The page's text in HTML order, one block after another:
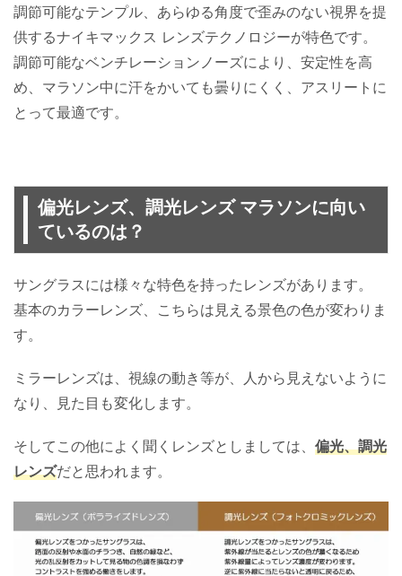
調節可能なテンプル、あらゆる角度で歪みのない視界を提
供するナイキマックス レンズテクノロジーが特色です。
調節可能なベンチレーションノーズにより、安定性を高
め、マラソン中に汗をかいても曇りにくく、アスリートに
とって最適です。
偏光レンズ、調光レンズ マラソンに向い
ているのは？
サングラスには様々な特色を持ったレンズがあります。
基本のカラーレンズ、こちらは見える景色の色が変わりま
す。
ミラーレンズは、視線の動き等が、人から見えないように
なり、見た目も変化します。
そしてこの他によく聞くレンズとしましては、 偏光、調光
レンズだと思われます。